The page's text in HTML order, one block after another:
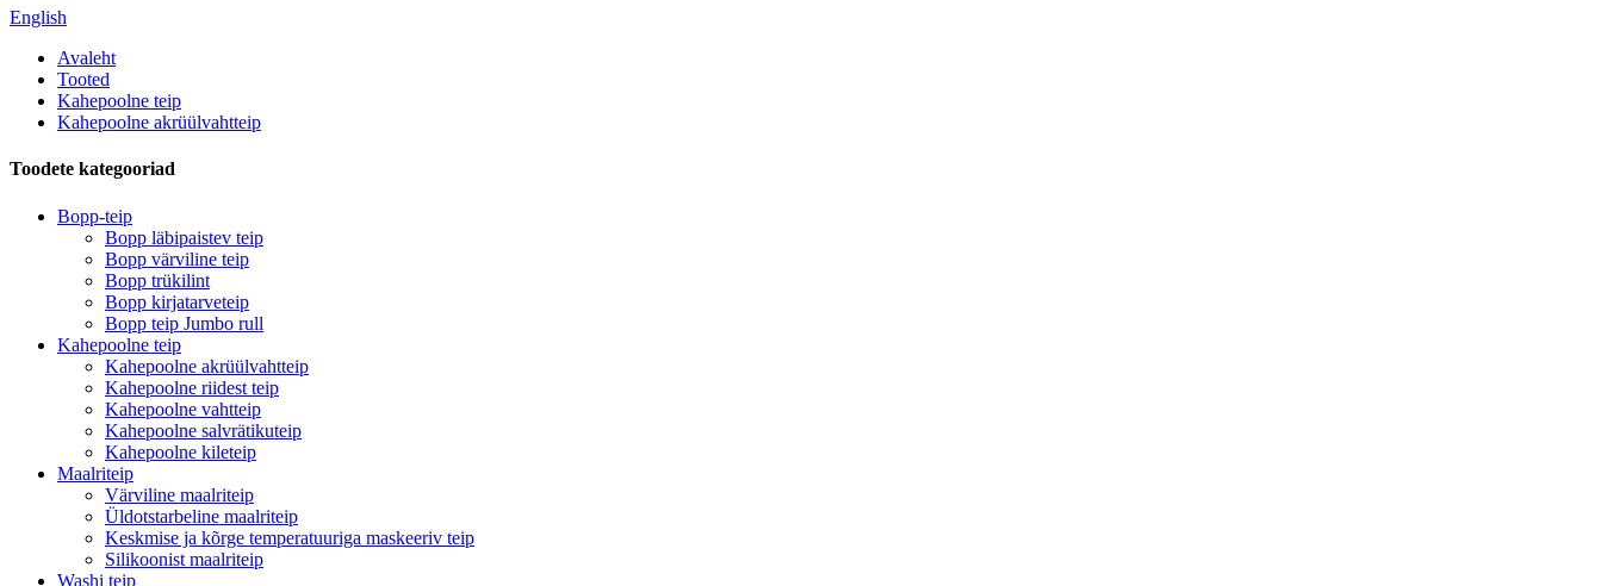
English
Avaleht
Tooted
Kahepoolne teip
Kahepoolne akrüülvahtteip
Toodete kategooriad
Bopp-teip
Bopp läbipaistev teip
Bopp värviline teip
Bopp trükilint
Bopp kirjatarveteip
Bopp teip Jumbo rull
Kahepoolne teip
Kahepoolne akrüülvahtteip
Kahepoolne riidest teip
Kahepoolne vahtteip
Kahepoolne salvrätikuteip
Kahepoolne kileteip
Maalriteip
Värviline maalriteip
Üldotstarbeline maalriteip
Keskmise ja kõrge temperatuuriga maskeeriv teip
Silikoonist maalriteip
Washi teip